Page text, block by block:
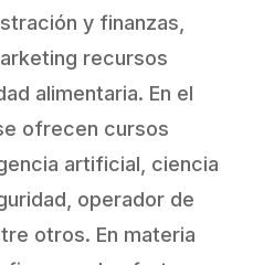
y finanzas,
recursos
alimentaria. En el
ofrecen cursos
artificial, ciencia
operador de
otros. En materia